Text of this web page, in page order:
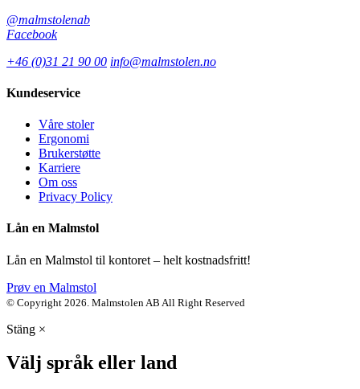
@malmstolenab
Facebook
+46 (0)31 21 90 00 info@malmstolen.no
Kundeservice
Våre stoler
Ergonomi
Brukerstøtte
Karriere
Om oss
Privacy Policy
Lån en Malmstol
Lån en Malmstol til kontoret – helt kostnadsfritt!
Prøv en Malmstol
© Copyright 2026. Malmstolen AB All Right Reserved
Stäng ×
Välj språk eller land